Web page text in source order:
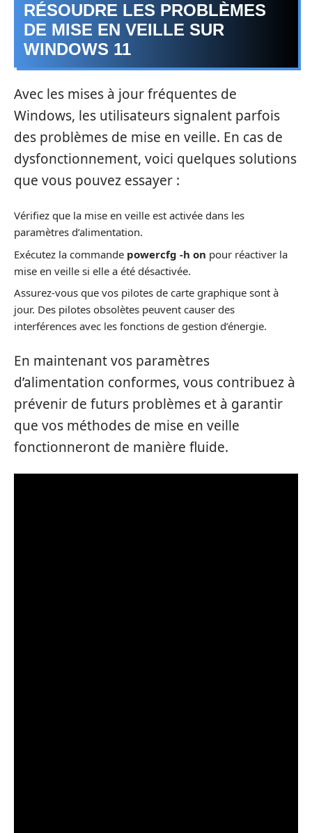
RÉSOUDRE LES PROBLÈMES
DE MISE EN VEILLE SUR
WINDOWS 11
Avec les mises à jour fréquentes de
Windows, les utilisateurs signalent parfois
des problèmes de mise en veille. En cas de
dysfonctionnement, voici quelques solutions
que vous pouvez essayer :
Vérifiez que la mise en veille est activée dans les
paramètres d’alimentation.
Exécutez la commande powercfg -h on pour réactiver la
mise en veille si elle a été désactivée.
Assurez-vous que vos pilotes de carte graphique sont à
jour. Des pilotes obsolètes peuvent causer des
interférences avec les fonctions de gestion d’énergie.
En maintenant vos paramètres
d’alimentation conformes, vous contribuez à
prévenir de futurs problèmes et à garantir
que vos méthodes de mise en veille
fonctionneront de manière fluide.